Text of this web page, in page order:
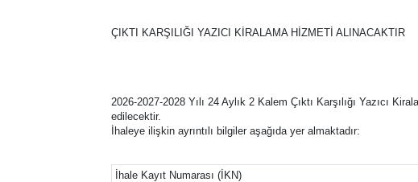
ÇIKTI KARŞILIĞI YAZICI KİRALAMA HİZMETİ ALINACAKTIR
2026-2027-2028 Yılı 24 Aylık 2 Kalem Çıktı Karşılığı Yazıcı
edilecektir.
İhaleye ilişkin ayrıntılı bilgiler aşağıda yer almaktadır:
İhale Kayıt Numarası (İKN)